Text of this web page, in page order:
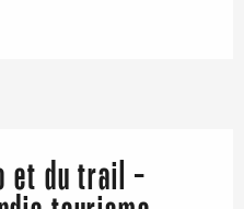
et du trail -